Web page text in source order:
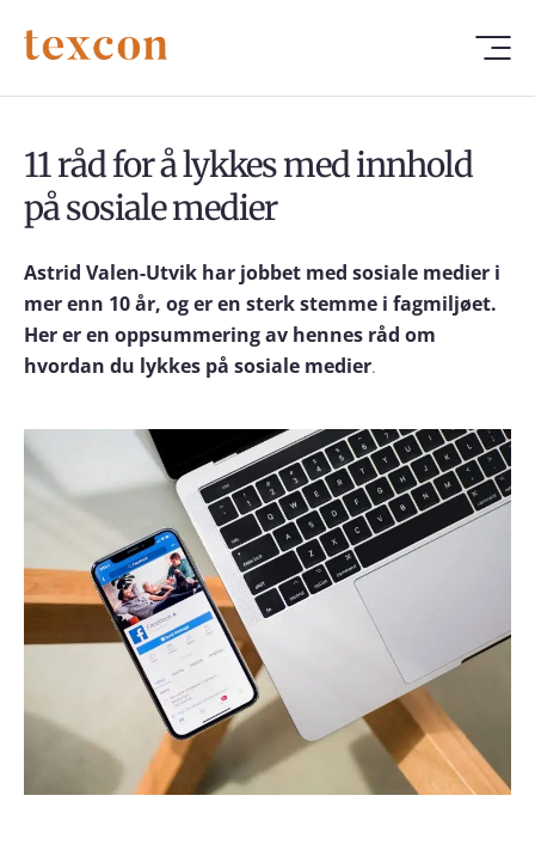
11 råd for å lykkes med innhold
på sosiale medier
Astrid Valen-Utvik har jobbet med sosiale medier i
mer enn 10 år, og er en sterk stemme i fagmiljøet.
Her er en oppsummering av hennes råd om
hvordan du lykkes på sosiale medier.